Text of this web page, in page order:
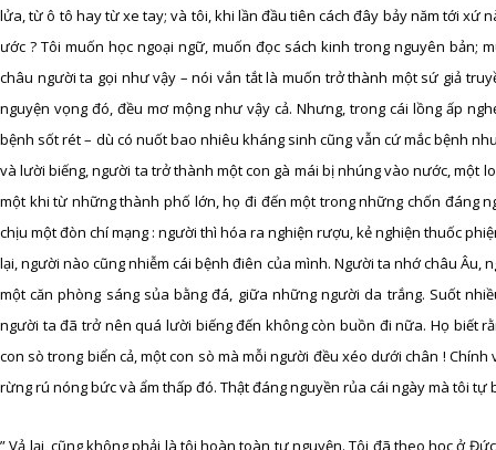
lửa, từ ô tô hay từ xe tay; và tôi, khi lần đầu tiên cách đây bảy năm tới xứ
ước ? Tôi muốn học ngoại ngữ, muốn đọc sách kinh trong nguyên
châu người ta gọi như vậy – nói vắn tắt là muốn trở thành một sứ giả
nguyện vọng đó, đều mơ mộng như vậy cả. Nhưng, trong cái lồng ấp
bệnh sốt rét – dù có nuốt bao nhiêu kháng sinh cũng vẫn cứ mắc bệnh
và lười biếng, người ta trở thành một con gà mái bị nhúng vào nước, một
một khi từ những thành phố lớn, họ đi đến một trong những chốn đáng
chịu một đòn chí mạng : người thì hóa ra nghiện rượu, kẻ nghiện thuốc
lại, người nào cũng nhiễm cái bệnh điên của mình. Người ta nhớ châu
một căn phòng sáng sủa bằng đá, giữa những người da trắng. Suốt
người ta đã trở nên quá lười biếng đến không còn buồn đi nữa. Họ biết
con sò trong biển cả, một con sò mà mỗi người đều xéo dưới chân !
rừng rú nóng bức và ẩm thấp đó. Thật đáng nguyền rủa cái ngày mà tôi
” Vả lại, cũng không phải là tôi hoàn toàn tự nguyện. Tôi đã theo học ở